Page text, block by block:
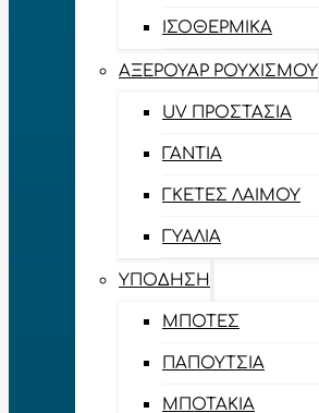
ΙΣΟΘΕΡΜΙΚΆ
ΑΞΕΡΟΥΆΡ ΡΟΥΧΙΣΜΟΎ
UV ΠΡΟΣΤΑΣΊΑ
ΓΆΝΤΙΑ
ΓΚΈΤΕΣ ΛΑΊΜΟΥ
ΓΥΑΛΙΆ
ΥΠΌΔΗΣΗ
ΜΠΌΤΕΣ
ΠΑΠΟΎΤΣΙΑ
ΜΠΟΤΆΚΙΑ